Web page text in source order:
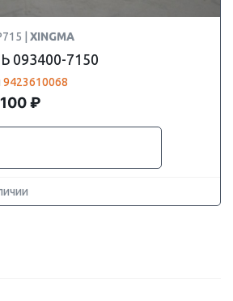
| XINGMA
7150
9423610068
₽